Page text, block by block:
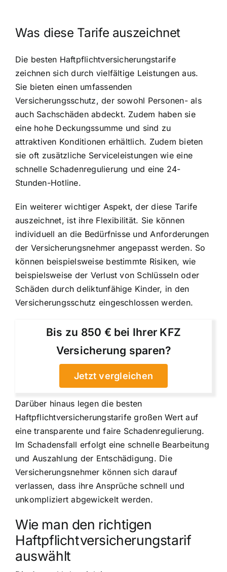
Was diese Tarife auszeichnet
Die besten Haftpflichtversicherungstarife
zeichnen sich durch vielfältige Leistungen aus.
Sie bieten einen umfassenden
Versicherungsschutz, der sowohl Personen- als
auch Sachschäden abdeckt. Zudem haben sie
eine hohe Deckungssumme und sind zu
attraktiven Konditionen erhältlich. Zudem bieten
sie oft zusätzliche Serviceleistungen wie eine
schnelle Schadenregulierung und eine 24-
Stunden-Hotline.
Ein weiterer wichtiger Aspekt, der diese Tarife
auszeichnet, ist ihre Flexibilität. Sie können
individuell an die Bedürfnisse und Anforderungen
der Versicherungsnehmer angepasst werden. So
können beispielsweise bestimmte Risiken, wie
beispielsweise der Verlust von Schlüsseln oder
Schäden durch deliktunfähige Kinder, in den
Versicherungsschutz eingeschlossen werden.
Bis zu 850 € bei Ihrer KFZ
Versicherung sparen?
Jetzt vergleichen
Darüber hinaus legen die besten
Haftpflichtversicherungstarife großen Wert auf
eine transparente und faire Schadenregulierung.
Im Schadensfall erfolgt eine schnelle Bearbeitung
und Auszahlung der Entschädigung. Die
Versicherungsnehmer können sich darauf
verlassen, dass ihre Ansprüche schnell und
unkompliziert abgewickelt werden.
Wie man den richtigen
Haftpflichtversicherungstarif
auswählt